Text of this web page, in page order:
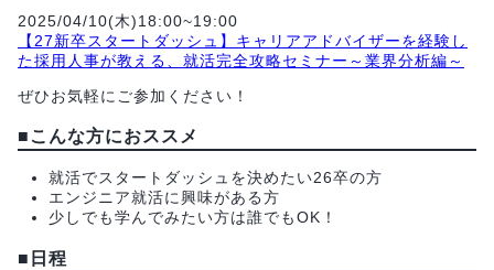
2025/04/10(木)18:00~19:00
【27新卒スタートダッシュ】キャリアアドバイザーを経験し
た採用人事が教える、就活完全攻略セミナー～業界分析編～
ぜひお気軽にご参加ください！
■こんな方におススメ
就活でスタートダッシュを決めたい26卒の方
エンジニア就活に興味がある方
少しでも学んでみたい方は誰でもOK！
■日程